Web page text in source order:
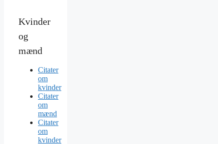
Kvinder
og
mænd
Citater
om
kvinder
Citater
om
mænd
Citater
om
kvinder